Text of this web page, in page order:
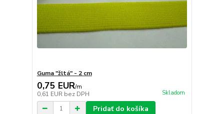
Guma "žltá" - 2 cm
0,75 EUR/m
0,61 EUR bez DPH Skladom
Pridať do košíka